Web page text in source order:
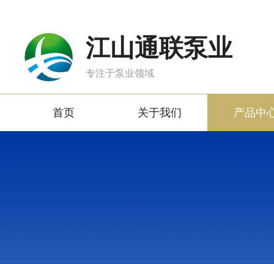
江山通联泵业
专注于泵业领域
首页 关于我们 产品中